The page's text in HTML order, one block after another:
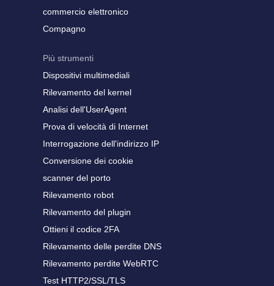
commercio elettronico
Compagno
Più strumenti
Dispositivi multimediali
Rilevamento del kernel
Analisi dell'UserAgent
Prova di velocità di Internet
Interrogazione dell'indirizzo IP
Conversione dei cookie
scanner del porto
Rilevamento robot
Rilevamento del plugin
Ottieni il codice 2FA
Rilevamento delle perdite DNS
Rilevamento perdite WebRTC
Test HTTP2/SSL/TLS